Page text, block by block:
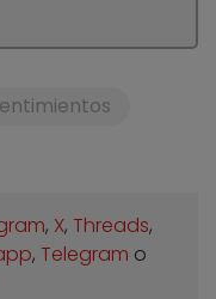
, X, Threads,
, Telegram o